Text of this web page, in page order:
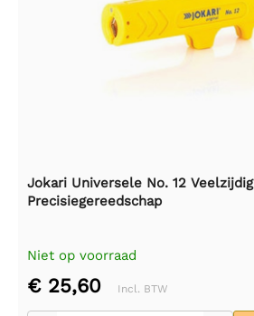
Jokari Universele No. 12 Veelzijdig
Precisiegereedschap
Niet op voorraad
€ 25,60 Incl. BTW